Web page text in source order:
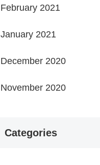
February 2021
January 2021
December 2020
November 2020
Categories